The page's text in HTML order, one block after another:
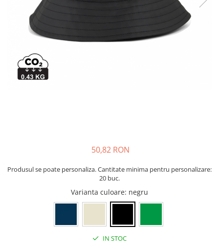
Etichetare si ambalare
Arhivare si depozitare
Instrumente de scris
Pixuri de plastic
Pixuri metalice
Pixuri cu gel
Textmarkere
Carioci si creioane colorate
Rezerve instrumente scris
50,82 RON
Produsul se poate personaliza. Cantitate minima pentru personalizare:
20 buc.
Varianta culoare: negru
IN STOC